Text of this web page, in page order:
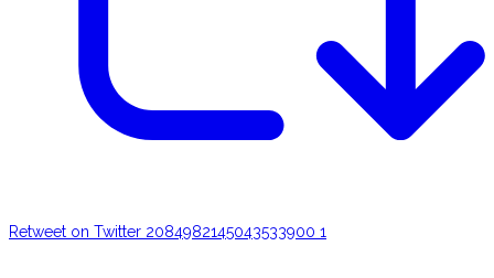
Retweet on Twitter 2084982145043533900 1